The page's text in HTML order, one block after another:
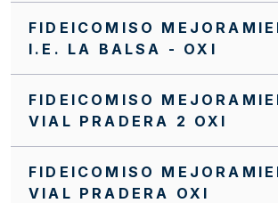
INVITACIÓN INTERNA SI0071
INVITACIÓN INTERNA SI0068
INVITACIÓN INTERNA
FIDEICOMISO
I.E. LA BALSA - OXI
FIDEICOMISO
VIAL PRADERA 2 OXI
FIDEICOMISO
VIAL PRADERA OXI